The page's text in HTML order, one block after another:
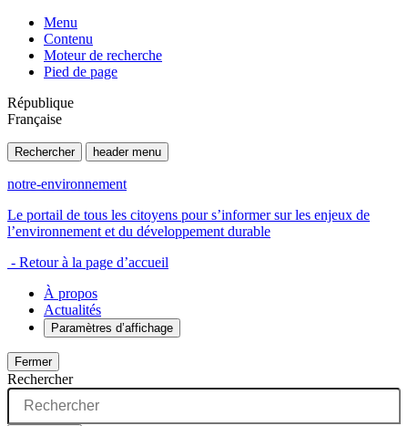
Menu
Contenu
Moteur de recherche
Pied de page
République
Française
Rechercher header menu
notre-environnement
Le portail de tous les citoyens pour s’informer sur les enjeux de
l’environnement et du développement durable
- Retour à la page d’accueil
À propos
Actualités
Paramètres d’affichage
Fermer
Rechercher